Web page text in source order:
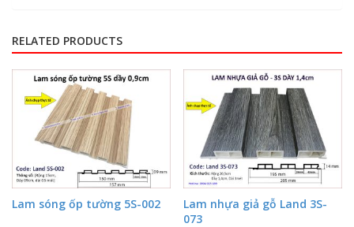
RELATED PRODUCTS
Lam sóng ốp tường 5S-002
Lam nhựa giả gỗ Land 3S-
073